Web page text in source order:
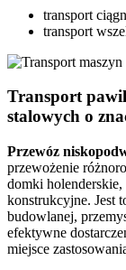
transport
transport
Transport
stalowych o
Przewóz
przewożenie
domki
konstrukcyjne. Jest
budowlanej,
efektywne
miejsce